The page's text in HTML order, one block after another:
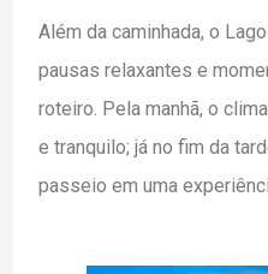
Além da caminhada, o
pausas relaxantes e
roteiro. Pela manhã, o
e tranquilo; já no fim da
passeio em uma